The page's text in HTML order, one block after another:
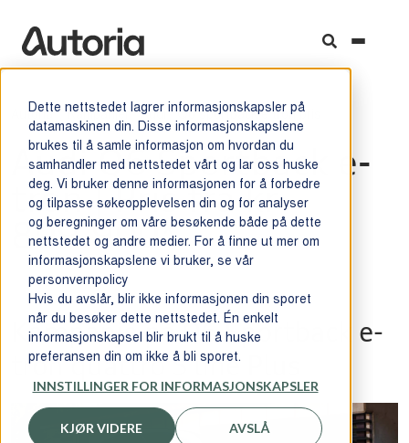
Dette nettstedet lagrer informasjonskapsler på
datamaskinen din. Disse informasjonskapslene
brukes til å samle informasjon om hvordan du
samhandler med nettstedet vårt og lar oss huske
deg. Vi bruker denne informasjonen for å forbedre
og tilpasse søkeopplevelsen din og for analyser
og beregninger om våre besøkende både på dette
nettstedet og andre medier. For å finne ut mer om
informasjonskapslene vi bruker, se vår
personvernpolicy
Hvis du avslår, blir ikke informasjonen din sporet
når du besøker dette nettstedet. Én enkelt
informasjonskapsel blir brukt til å huske
preferansen din om ikke å bli sporet.
INNSTILLINGER FOR INFORMASJONSKAPSLER
KJØR VIDERE AVSLÅ
Autoria/ Kampanjer / Audi / Q6 sportback e tron pris
Audi Q6 Sportback e-
tron | Pris fra kr
809.900*
Kampanje på Q6 Sportback e-
tron quattro S line Plus